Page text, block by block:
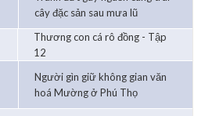
cây đặc sản sau mưa lũ
Thương con cá rô đồng - Tập
12
Người gìn giữ không gian văn
hoá Mường ở Phú Thọ